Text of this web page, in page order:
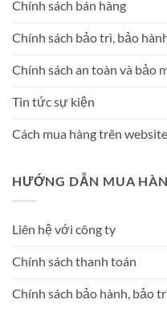
Chính sách bán hàng
Chính sách bảo trì, bảo
Chính sách an toàn và bảo
Tin tức sự kiện
Cách mua hàng trên website
HƯỚNG DẪN MUA
Liên hệ với công ty
Chính sách thanh toán
Chính sách bảo hành, bảo